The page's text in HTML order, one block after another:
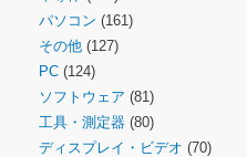
パソコン (161)
その他 (127)
PC (124)
ソフトウェア (81)
工具・測定器 (80)
ディスプレイ・ビデオ (70)